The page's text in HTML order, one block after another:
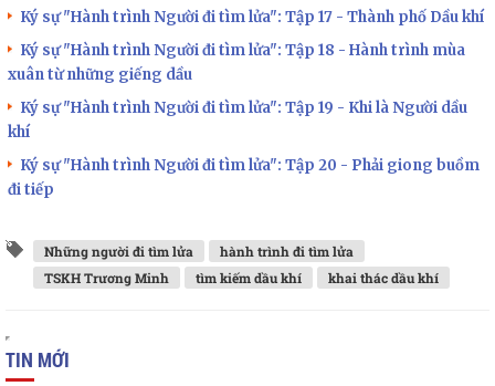
Ký sự "Hành trình Người đi tìm lửa": Tập 17 - Thành phố Dầu khí
Ký sự "Hành trình Người đi tìm lửa": Tập 18 - Hành trình mùa
xuân từ những giếng dầu
Ký sự "Hành trình Người đi tìm lửa": Tập 19 - Khi là Người dầu
khí
Ký sự "Hành trình Người đi tìm lửa": Tập 20 - Phải giong buồm
đi tiếp
Những người đi tìm lửa
hành trình đi tìm lửa
TSKH Trương Minh
tìm kiếm dầu khí khai thác dầu khí
TIN MỚI